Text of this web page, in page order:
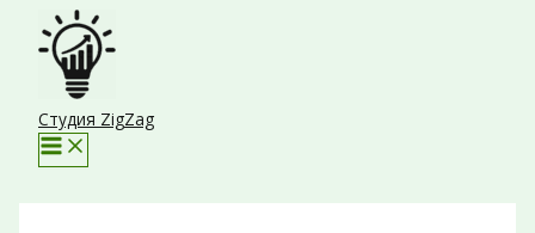
Перейти
содержимому
Студия ZigZag